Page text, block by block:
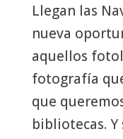
Llegan las
nueva
aquellos
fotografía
que
bibliotecas. Y